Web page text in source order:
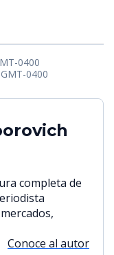
0400
0400
completa de
Conoce al autor